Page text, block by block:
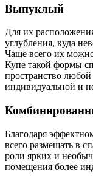
Выпуклый
Для их
углубления, куда
Чаще всего их
Купе такой формы
пространство любой
индивидуальной и
Благодаря
всего размещать в
роли ярких и
помещения более